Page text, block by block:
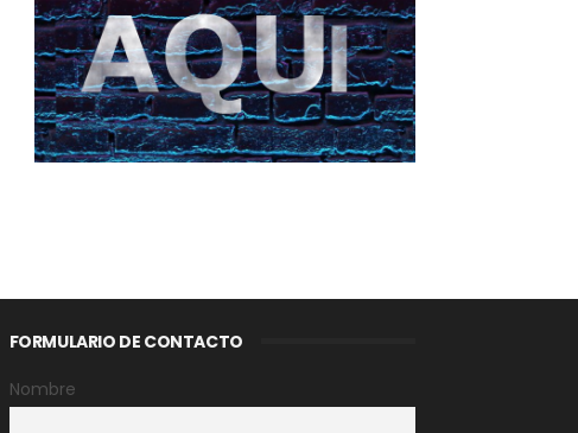
FORMULARIO DE CONTACTO
Nombre